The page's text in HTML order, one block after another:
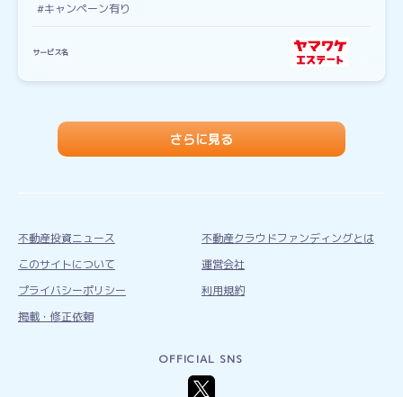
#キャンペーン有り
サービス名
さらに見る
不動産投資ニュース
不動産クラウドファンディングとは
このサイトについて
運営会社
プライバシーポリシー
利用規約
掲載・修正依頼
OFFICIAL SNS